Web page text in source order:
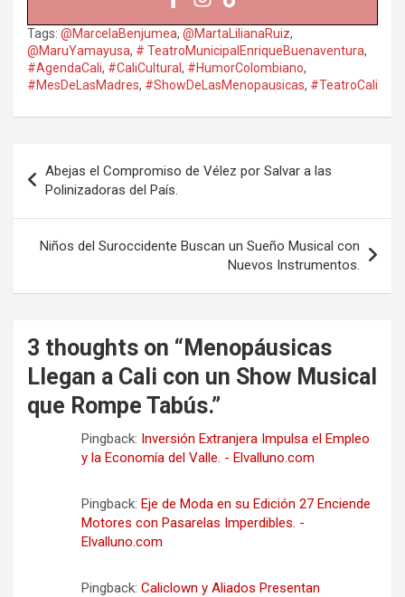
Tags: @MarcelaBenjumea, @MartaLilianaRuiz,
@MaruYamayusa, # TeatroMunicipalEnriqueBuenaventura,
#AgendaCali, #CaliCultural , #HumorColombiano,
#MesDeLasMadres, #ShowDeLasMenopausicas, #TeatroCali
de
entradas
Abejas el Compromiso de Vélez por Salvar a las
Polinizadoras del País.
Niños del Suroccidente Buscan un Sueño Musical con
Nuevos Instrumentos.
3 thoughts on “ Menopáusicas
Llegan a Cali con un Show Musical
que Rompe Tabús.”
Pingback: Inversión Extranjera Impulsa el Empleo
y la Economía del Valle. - Elvalluno.com
Pingback: Eje de Moda en su Edición 27 Enciende
Motores con Pasarelas Imperdibles. -
Elvalluno.com
Pingback: Caliclown y Aliados Presentan